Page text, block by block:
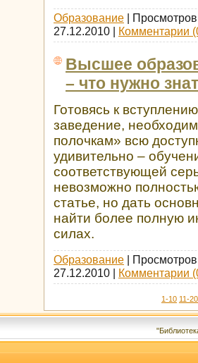
Образование |
27.12.2010 | Комментарии
Высшее
– что нужно
Готовясь к
заведение,
полочкам» всю
удивительно –
соответствующей
невозможно
статье, но дать
найти более полную
силах.
Образование |
27.12.2010 | Комментарии
1-10 11-20